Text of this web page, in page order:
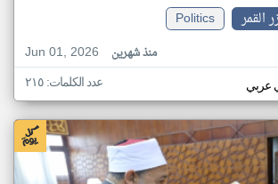
القمر
Politics
Jun 01, 2026
منذ شهرين
عربي عدد الكلمات: ٢١٥